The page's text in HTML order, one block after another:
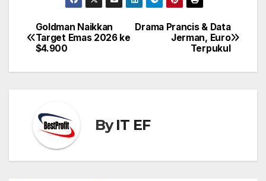
Post
navigation
Drama Prancis & Data
Jerman, Euro
Terpukul
Goldman Naikkan
Target Emas 2026 ke
$4.900
ByIT EF